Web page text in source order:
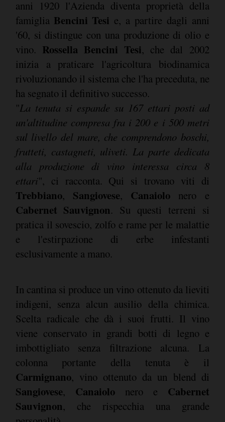
anni 1920 l'Azienda diventa proprietà della
famiglia Bencini Tesi e, a partire dagli anni
'60, si distingue con una produzione di olio e
vino. Rossella Bencini Tesi, che dal 2002
inizia a praticare l'agricoltura biodinamica
rivoluzionando il sistema che l'ha preceduta, ne
ha segnato il definitivo successo.
"La tenuta si espande su 167 ettari posti ad
un'altitudine compresa fra i 200 e i 500 metri
sul livello del mare, che comprendono boschi,
frutteti, castagneti, uliveti. La parte dedicata
alla produzione di vino interessa circa 8
ettari", ci racconta. Qui si trovano viti di
Trebbiano, Sangiovese, Canaiolonero e
Cabernet Sauvignon. Su questi terreni si
pratica il sovescio, zolfo e rame per le malattie
e l'estirpazione di erbe infestanti
esclusivamente a mano.
In cantina si produce un vino ottenuto da lieviti
indigeni, senza alcun ausilio della chimica.
Scelta radicale che dà i suoi frutti. Il vino
viene conservato in grandi botti di legno e
imbottigliato senza filtrazione alcuna. La
colonna portante della tenuta è il
Carmignano, vino ottenuto da un blend di
Sangiovese, Canaiolonero e Cabernet
Sauvignon, che rispecchia una grande